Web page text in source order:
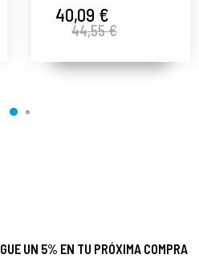
Defense - Bruno
Vassari ®
40,09 €
44,55 €
UN 5% EN TU PRÓXIMA COMPRA